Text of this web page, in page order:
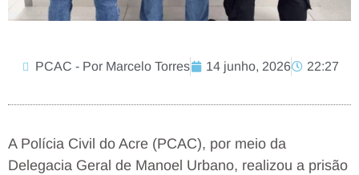
PCAC - Por Marcelo Torres 14 junho, 2026 22:27
A Polícia Civil do Acre (PCAC), por meio da
Delegacia Geral de Manoel Urbano, realizou a prisão